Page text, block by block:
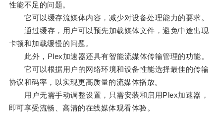
性能不足的问题。
它可以缓存流媒体内容，减少对设备处理能力的要求。
通过缓存，用户可以预先加载媒体文件，避免中途出现
卡顿和加载缓慢的问题。
此外，Plex加速器还具有智能流媒体传输管理的功能。
它可以根据用户的网络环境和设备性能选择最佳的传输
协议和码率，以实现更高质量的流媒体播放。
用户无需手动调整设置，只需安装和启用Plex加速器，
即可享受流畅、高清的在线媒体观看体验。